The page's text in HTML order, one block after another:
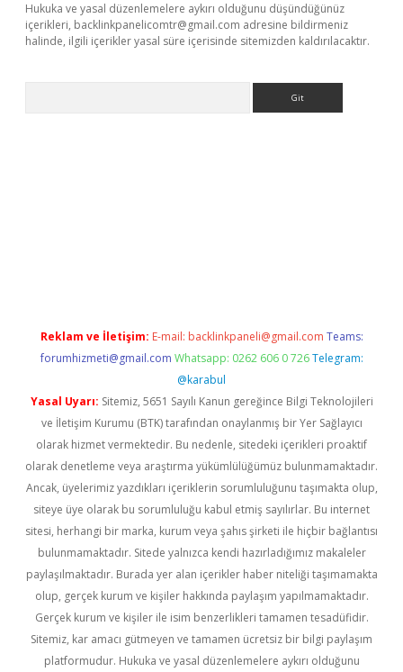
Hukuka ve yasal düzenlemelere aykırı olduğunu düşündüğünüz
içerikleri, backlinkpanelicomtr@gmail.com adresine bildirmeniz
halinde, ilgili içerikler yasal süre içerisinde sitemizden kaldırılacaktır.
Reklam ve İletişim: E-mail: backlinkpaneli@gmail.com Teams:
forumhizmeti@gmail.com Whatsapp: 0262 606 0 726 Telegram:
@karabul
Yasal Uyarı: Sitemiz, 5651 Sayılı Kanun gereğince Bilgi Teknolojileri
ve İletişim Kurumu (BTK) tarafından onaylanmış bir Yer Sağlayıcı
olarak hizmet vermektedir. Bu nedenle, sitedeki içerikleri proaktif
olarak denetleme veya araştırma yükümlülüğümüz bulunmamaktadır.
Ancak, üyelerimiz yazdıkları içeriklerin sorumluluğunu taşımakta olup,
siteye üye olarak bu sorumluluğu kabul etmiş sayılırlar. Bu internet
sitesi, herhangi bir marka, kurum veya şahıs şirketi ile hiçbir bağlantısı
bulunmamaktadır. Sitede yalnızca kendi hazırladığımız makaleler
paylaşılmaktadır. Burada yer alan içerikler haber niteliği taşımamakta
olup, gerçek kurum ve kişiler hakkında paylaşım yapılmamaktadır.
Gerçek kurum ve kişiler ile isim benzerlikleri tamamen tesadüfidir.
Sitemiz, kar amacı gütmeyen ve tamamen ücretsiz bir bilgi paylaşım
platformudur. Hukuka ve yasal düzenlemelere aykırı olduğunu